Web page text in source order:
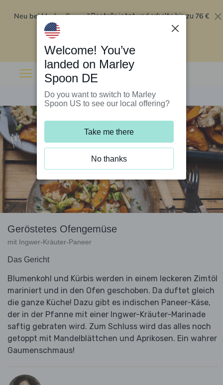
Neu bei Marley Spoon?Bestelle jetzt und erhalte bis zu 76 €
Rabatt auf deine ersten fünf Boxen
Geröstetes Ofengemüse
mit Ingwer-Kräuter-Paneer
Das Gericht
Blumenkohl und Kürbis werden in einem leckeren Zimtöl
mariniert und in den Ofen geschoben. Da duftet gleich
die ganze Küche! Dazu gibt es indischen Paneer-Käse,
der in der Pfanne mit einer Ingwer-Kräuter-Marinade
saftig gebraten wird. Zum Schluss wird das alles noch
getoppt mit Mandelblättchen und Aprikosen. Ein wahrer
Gaumenschmaus!
Welcome! You’ve
landed on Marley
Spoon DE
Do you want to switch to Marley
Spoon US to see our local offering?
Take me there
No thanks